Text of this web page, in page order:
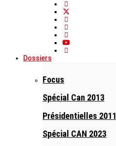
Dossiers
Focus
Spécial Can 2013
Présidentielles 2011
Spécial CAN 2023